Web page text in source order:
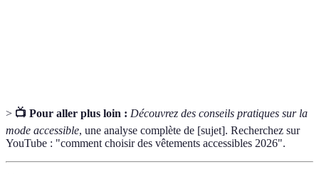
> 📺 Pour aller plus loin : Découvrez des conseils pratiques sur la
mode accessible, une analyse complète de [sujet]. Recherchez sur
YouTube : "comment choisir des vêtements accessibles 2026".